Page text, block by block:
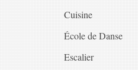
Cuisine
École de Danse
Escalier